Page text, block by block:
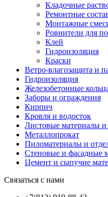
Кладочные
Ремонтные
Монтажные
Ровнители для
Клей
Гидроизоляция
Краски
Ветро-влагозащита и
Гидроизоляция
Железобетонные
Заборы и ограждения
Кирпич
Кровля и водосток
Листовые материалы
Металлопрокат
Пиломатериалы и
Стеновые и фасадные
Цемент и сыпучие
Связаться с нами